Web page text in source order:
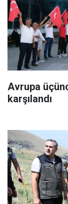
Avrupa
karşılandı